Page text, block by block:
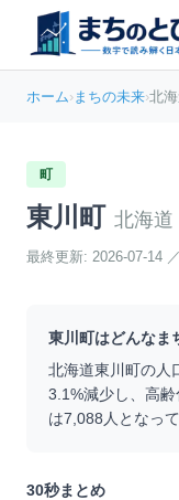
ホーム›まちの未来›北
町
東川町 北海道
最終更新: 2026-07-14 ／
東川町はどんなま
北海道東川町の人
3.1%減少し、高
は7,088 人となっ
30秒まとめ